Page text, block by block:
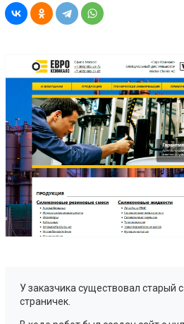
У заказчика существовал старый
страничек.